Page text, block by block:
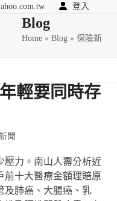
登入
問Blog
Home »Blog »保險新
輕要同時存
聞
壓力。南山人壽分析近
前十大醫療金額理賠原
及肺癌、大腸癌、乳